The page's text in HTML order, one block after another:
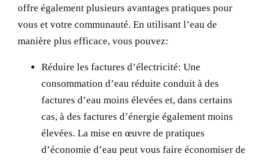
offre également plusieurs avantages pratiques pour
vous et votre communauté. En utilisant l’eau de
manière plus efficace, vous pouvez:
Réduire les factures d’électricité: Une
consommation d’eau réduite conduit à des
factures d’eau moins élevées et, dans certains
cas, à des factures d’énergie également moins
élevées. La mise en œuvre de pratiques
d’économie d’eau peut vous faire économiser de